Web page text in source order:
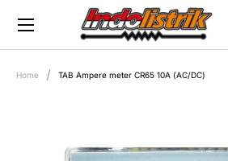
SKIP TO CONTENT
SEARCH
Home TAB Ampere meter CR65 10A (AC/DC)